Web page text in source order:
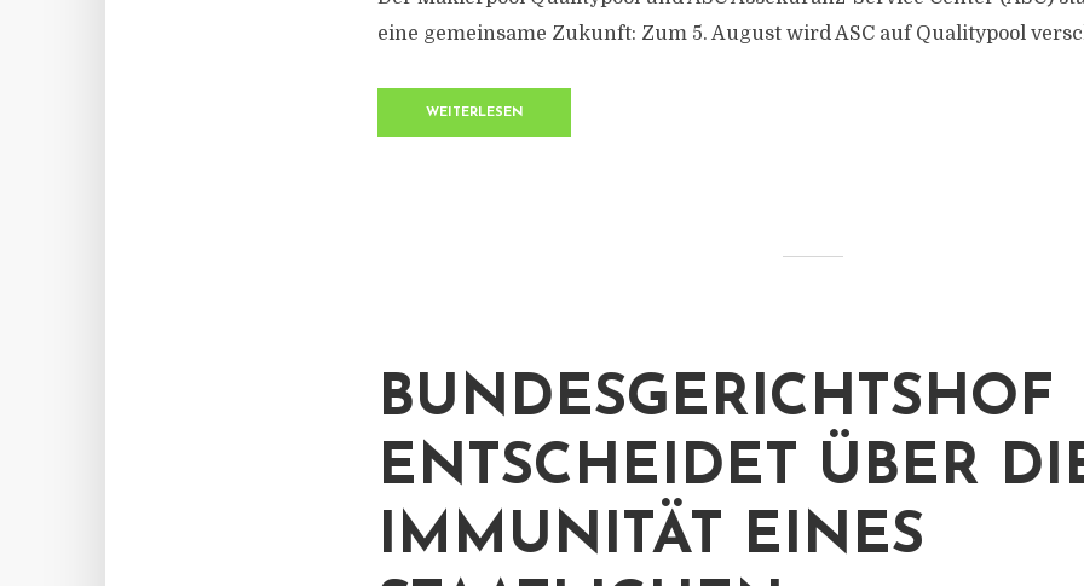
eine gemeinsame Zukunft: Zum 5. August wird ASC auf Qualitypool
WEITERLESEN
BUNDESGERICHTSHOF
ENTSCHEIDET ÜBER
IMMUNITÄT EINES